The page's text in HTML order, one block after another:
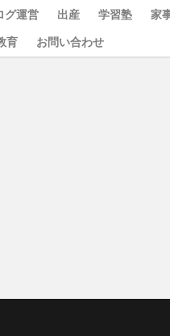
グ運営 出産 学習塾 家
育 お問い合わせ